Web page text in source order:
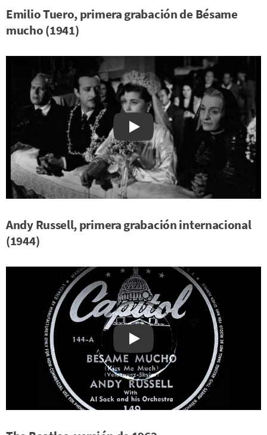
Emilio Tuero, primera grabación de Bésame
mucho (1941)
Watch on YouTube
Andy Russell, primera grabación internacional
(1944)
Watch on YouTube